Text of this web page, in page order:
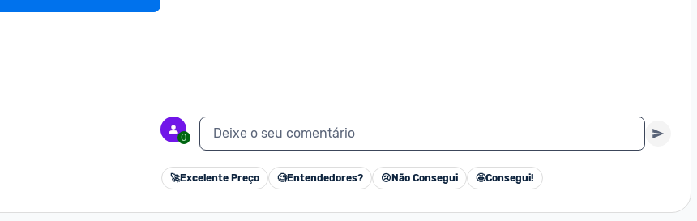
0 Deixe o seu comentário
🚀Excelente Preço 🧐Entendedores? 😢 Não Consegui 🤩Consegui!